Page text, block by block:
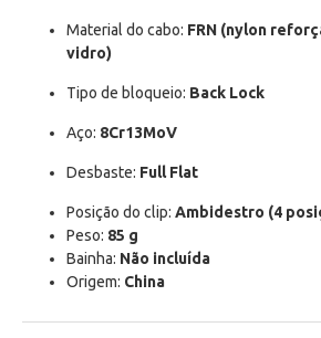
Material do cabo: FRN (nylon
vidro)
Tipo de bloqueio: Back Lock
Aço: 8Cr13MoV
Desbaste: Full Flat
Posição do clip: Ambidestro (4
Peso: 85 g
Bainha: Não incluída
Origem: China